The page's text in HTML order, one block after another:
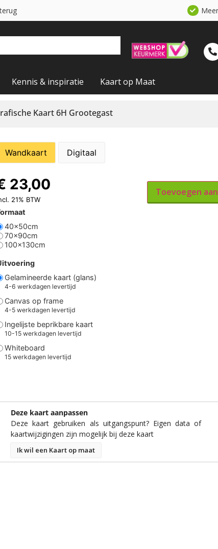
Kennis & inspiratie Kaart op Maat
Kaart 6H Grootegast
Wandkaart Digitaal
40x50cm
70x90cm
100x130cm
Gelamineerde kaart (glans)
4-6 werkdagen levertijd
Canvas op frame
4-5 werkdagen levertijd
Ingelijste beprikbare kaart
10-15 werkdagen levertijd
Whiteboard
15 werkdagen levertijd
23,00
21% BTW
Toevoegen
Deze kaart aanpassen
Deze kaart gebruiken als uitgangspunt? Eigen data of
kaartwijzigingen zijn mogelijk bij deze kaart
Ik wil een Kaart op maat